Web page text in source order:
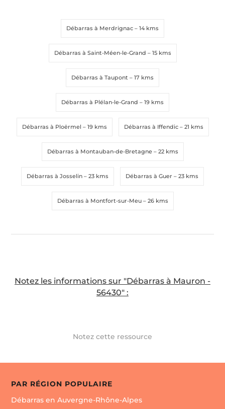
Débarras à Merdrignac – 14 kms
Débarras à Saint-Méen-le-Grand – 15 kms
Débarras à Taupont – 17 kms
Débarras à Plélan-le-Grand – 19 kms
Débarras à Ploërmel – 19 kms Débarras à Iffendic– 21 kms
Débarras à Montauban-de-Bretagne– 22 kms
Débarras à Josselin – 23 kms Débarras à Guer – 23 kms
Débarras à Montfort-sur-Meu– 26 kms
Notez les informations sur "Débarras à Mauron -
56430" :
Notez cette ressource
PAR RÉGION POPULAIRE
Débarras en Auvergne-Rhône-Alpes
Message*
Message*